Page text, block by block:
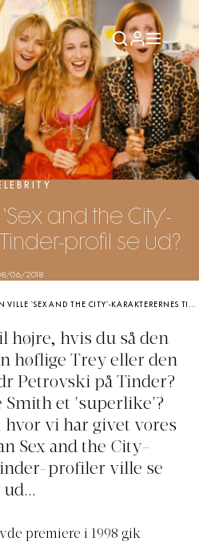
and the City’-
profil se ud?
06/2018
‘SEX AND THE CITY’-KARAKTERERNES TINDER-PROFIL SE UD?
højre, hvis du så den
høflige Trey eller den
Petrovski på Tinder?
Smith et 'superlike'?
hvor vi har givet vores
Sex and the City-
profiler ville se
ud...
premiere i 1998 gik